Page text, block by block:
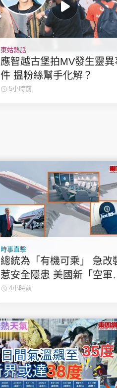
東姑熱話
應智越古堡拍MV發生靈異
件 揾粉絲幫手化解？
5小時前
時事直擊
總統為「有機可乘」 急改
惹安全隱患 美國新「空軍
號」 防禦力揭秘 | 國際解碼
4小時前